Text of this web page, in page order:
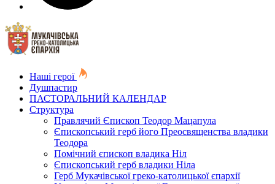
Наші герої
Душпастир
ПАСТОРАЛЬНИЙ КАЛЕНДАР
Структура
Правлячий Єпископ Теодор Мацапула
Єпископський герб його Преосвященства владики
Теодора
Помічний єпископ владика Ніл
Єпископський герб владики Ніла
Герб Мукачівської греко-католицької єпархії